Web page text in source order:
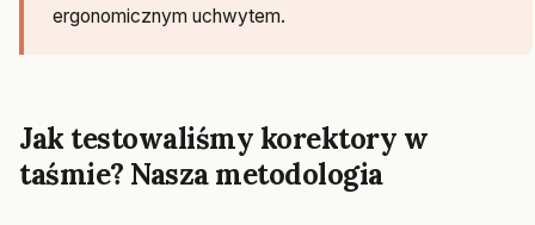
ergonomicznym uchwytem.
Jak testowaliśmy korektory w
taśmie? Nasza metodologia